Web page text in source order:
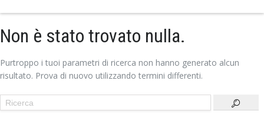
Non è stato trovato nulla.
Purtroppo i tuoi parametri di ricerca non hanno generato alcun
risultato. Prova di nuovo utilizzando termini differenti.